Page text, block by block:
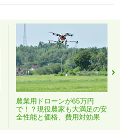
農業用ドローンが65万円
で！？現役農家も大満足の安
全性能と価格、費用対効果